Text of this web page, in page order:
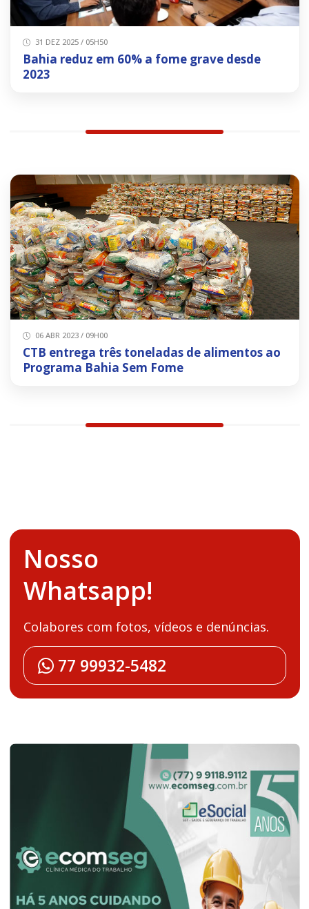
31 DEZ 2025 / 05H50
Bahia reduz em 60% a fome grave desde
2023
06 ABR 2023 / 09H00
CTB entrega três toneladas de alimentos ao
Programa Bahia Sem Fome
Nosso
Whatsapp!
Colabores com fotos, vídeos e denúncias.
77 99932-5482